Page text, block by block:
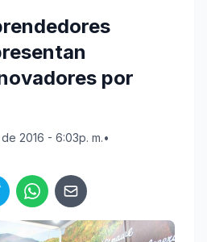
por
2016 - 6:03p. m.•